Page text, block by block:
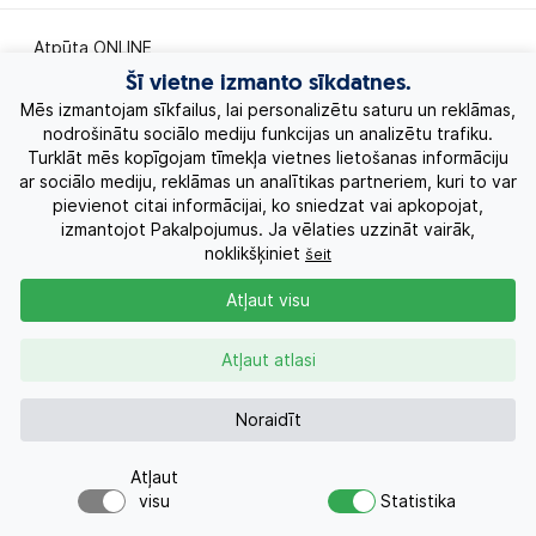
Atpūta ONLINE
Ekskursiju ceļojumi
Eksotiskie ceļojumi
Labākie piedāvājumi
Kruīzi
Kontakti
+371 26955551
Šī vietne izmanto sīkdatnes.
Mēs izmantojam sīkfailus, lai personalizētu saturu un reklāmas,
nodrošinātu sociālo mediju funkcijas un analizētu trafiku.
Turklāt mēs kopīgojam tīmekļa vietnes lietošanas informāciju
ar sociālo mediju, reklāmas un analītikas partneriem, kuri to var
pievienot citai informācijai, ko sniedzat vai apkopojat,
izmantojot Pakalpojumus. Ja vēlaties uzzināt vairāk,
noklikšķiniet šeit
Noraidīt
Atļaut atlasi
Atļaut visu
Atļaut
visu
Statistika